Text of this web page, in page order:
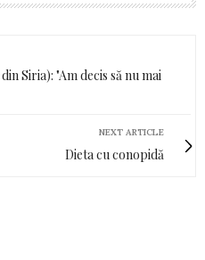
Siria): "Am decis să nu mai
NEXT ARTICLE
Dieta cu conopidă